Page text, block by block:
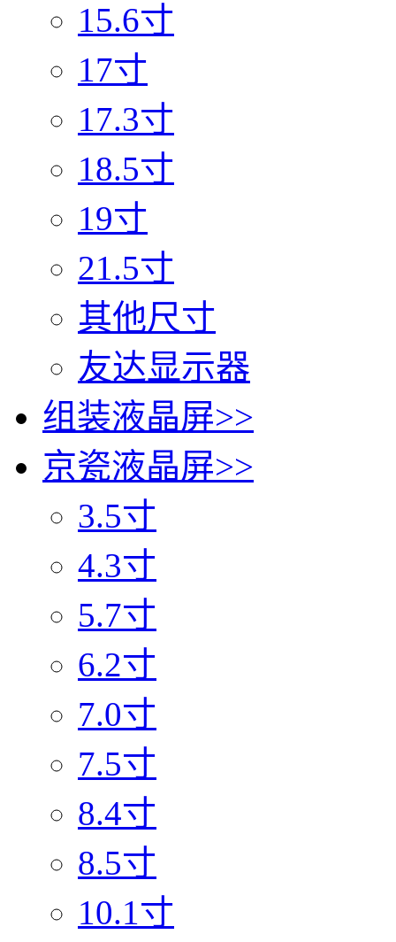
15.6寸
17寸
17.3寸
18.5寸
19寸
21.5寸
其他尺寸
友达显示器
组装液晶屏>>
京瓷液晶屏>>
3.5寸
4.3寸
5.7寸
6.2寸
7.0寸
7.5寸
8.4寸
8.5寸
10.1寸